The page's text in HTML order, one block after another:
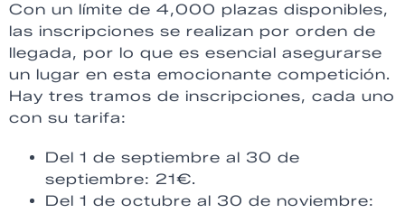
Con un límite de 4,000 plazas disponibles,
las inscripciones se realizan por orden de
llegada, por lo que es esencial asegurarse
un lugar en esta emocionante competición.
Hay tres tramos de inscripciones, cada uno
con su tarifa:
Del 1 de septiembre al 30 de
septiembre: 21€.
Del 1 de octubre al 30 de noviembre: